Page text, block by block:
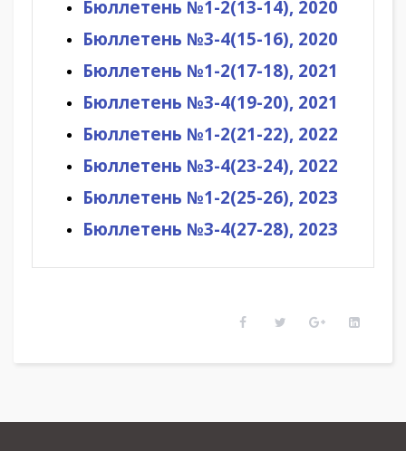
Бюллетень №1-2(13-14), 2020
Бюллетень №3-4(15-16), 2020
Бюллетень №1-2(17-18), 2021
Бюллетень №3-4(19-20), 2021
Бюллетень №1-2(21-22), 2022
Бюллетень №3-4(23-24), 2022
Бюллетень №1-2(25-26), 2023
Бюллетень №3-4(27-28), 2023